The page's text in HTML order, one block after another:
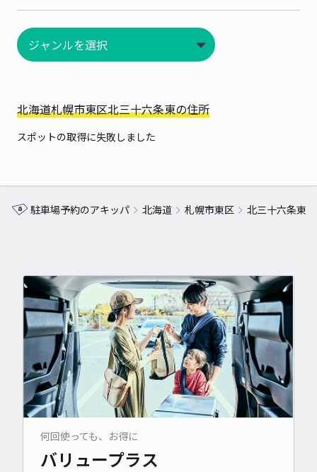
北海道札幌市東区北三十六条東の住所
スポットの取得に失敗しました
駐車場予約のアキッパ 北海道 札幌市東区 北三十六条東
何回使っても、お得に
バリュープラス